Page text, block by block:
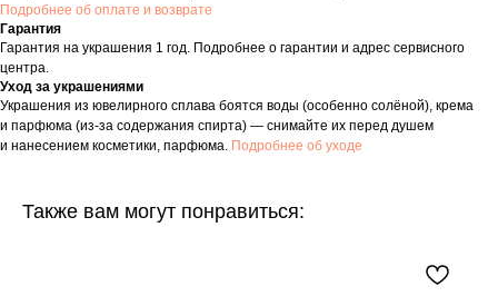
Подробнее об оплате и возврате
Гарантия
Гарантия на украшения 1 год. Подробнее о гарантии и адрес сервисного
центра.
Уход за украшениями
Украшения из ювелирного сплава боятся воды (особенно солёной), крема
и парфюма (из-за содержания спирта) — снимайте их перед душем
и нанесением косметики, парфюма. Подробнее об уходе
Также вам могут понравиться: